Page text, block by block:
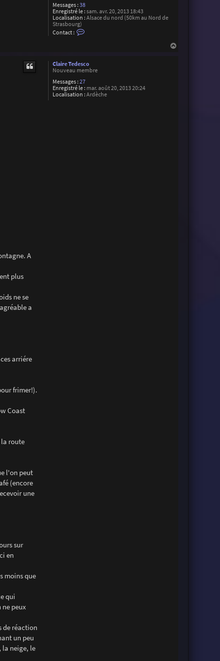
Messages : 38
Enregistré le : sam. avr. 20, 2013 18:43
Localisation : Alsace du nord (50km au Nord de
Strasbourg)
Contact :
c
t
e
r
G
u
Claire Tedesco
Nouveau membre
Messages : 27
Enregistré le : mar. août 20, 2013 20:24
Localisation : Ardèche
A
plus
ne se
a
arriére
frimer!).
Coast
route
l'on peut
(encore
une
sur
en
moins que
qui
peux
de réaction
un peu
neige, le